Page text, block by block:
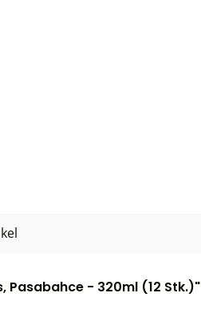
Pasabahce - 320ml (12 Stk.)"